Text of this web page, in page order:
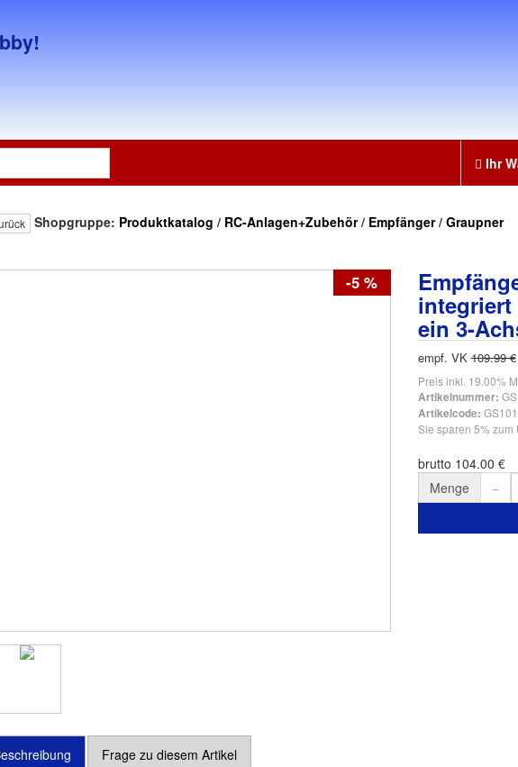
Ihr
Shopgruppe: Produktkatalog / RC-Anlagen+Zubehör/ Empfänger/ Graupner
-5 %
integriert
ein 3-
empf. VK109.99 €
Preis inkl. 19.00%
Artikelnummer:
Artikelcode:
Sie sparen 5% zum
brutto 104.00 €
Menge
Frage zu diesem Artikel